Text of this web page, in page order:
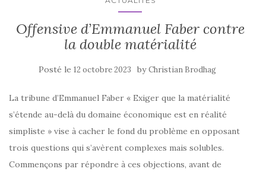
Offensive d’Emmanuel Faber contre
la double matérialité
Posté le 12 octobre 2023 byChristian Brodhag
La tribune d’Emmanuel Faber « Exiger que la matérialité
s’étende au-delà du domaine économique est en réalité
simpliste » vise à cacher le fond du problème en opposant
trois questions qui s’avèrent complexes mais solubles.
Commençons par répondre à ces objections, avant de